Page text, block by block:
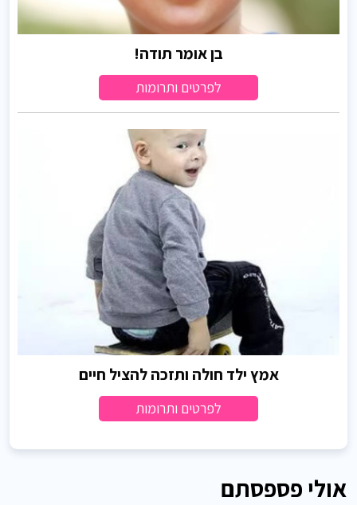
בן אומר תודה!
לפרטים ותרומות
אמץ ילד חולה ותזכה להציל חיים
לפרטים ותרומות
אולי פספסתם